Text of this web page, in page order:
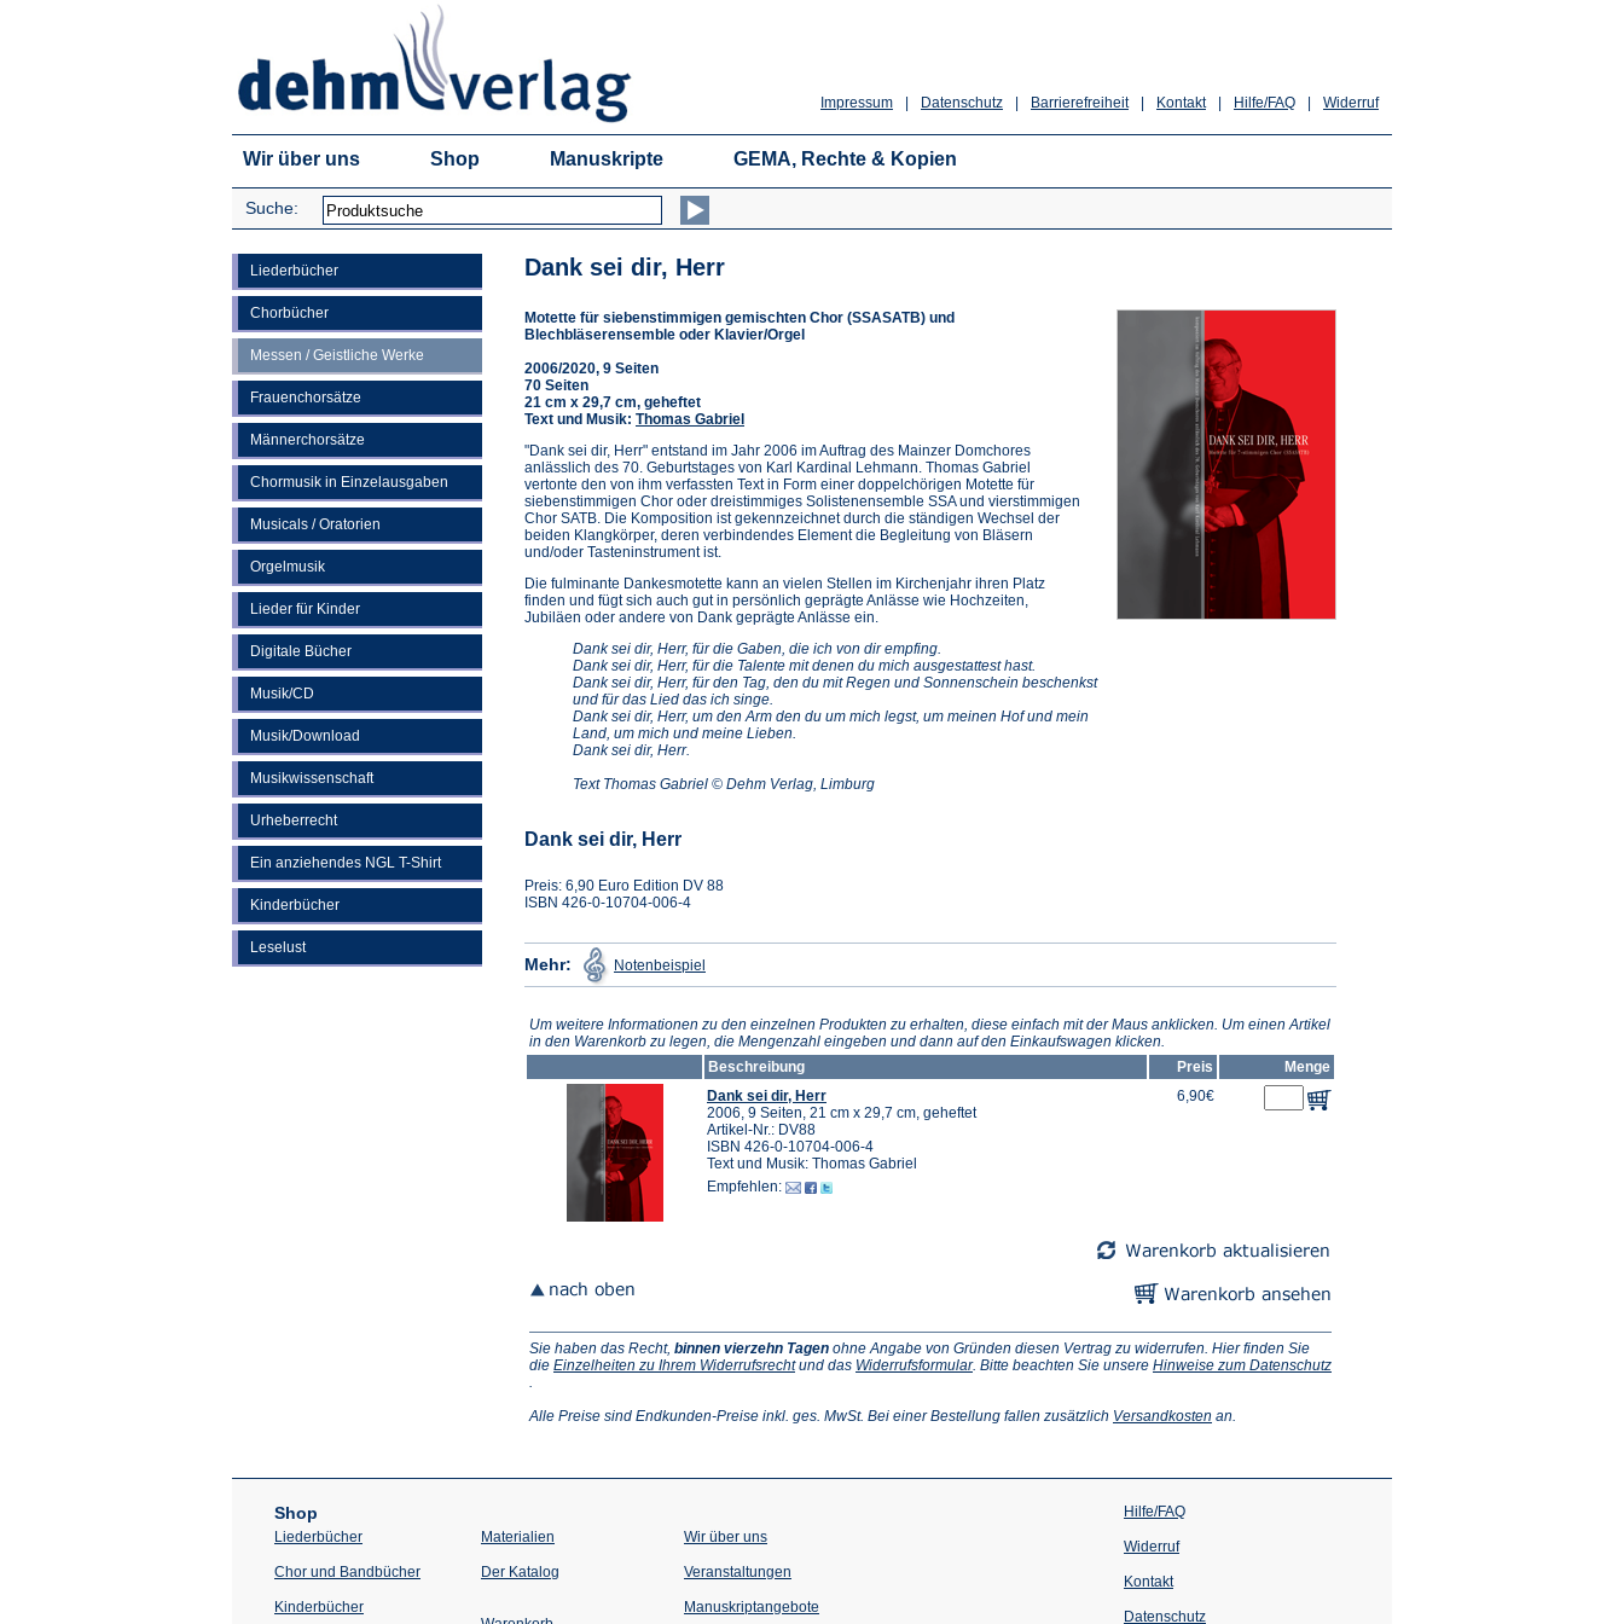
Widerruf
Hilfe/FAQ
Kontakt
Barrierefreiheit
Datenschutz
Impressum
Wir über uns Shop Manuskripte GEMA, Rechte & Kopien
Suche:
Liederbücher
Chorbücher
Messen / Geistliche Werke
Frauenchorsätze
Männerchorsätze
Chormusik in Einzelausgaben
Musicals / Oratorien
Orgelmusik
Lieder für Kinder
Digitale Bücher
Musik/CD
Musik/Download
Musikwissenschaft
Urheberrecht
Ein anziehendes NGL T-Shirt
Kinderbücher
Leselust
Dank sei dir, Herr
Motette für siebenstimmigen gemischten Chor (SSASATB) und
Blechbläserensemble oder Klavier/Orgel
2006/2020, 9 Seiten
70 Seiten
21 cm x 29,7 cm, geheftet
Text und Musik: Thomas Gabriel
"Dank sei dir, Herr" entstand im Jahr 2006 im Auftrag des Mainzer Domchores
anlässlich des 70. Geburtstages von Karl Kardinal Lehmann. Thomas Gabriel
vertonte den von ihm verfassten Text in Form einer doppelchörigen Motette für
siebenstimmigen Chor oder dreistimmiges Solistenensemble SSA und vierstimmigen
Chor SATB. Die Komposition ist gekennzeichnet durch die ständigen Wechsel der
beiden Klangkörper, deren verbindendes Element die Begleitung von Bläsern
und/oder Tasteninstrument ist.
Die fulminante Dankesmotette kann an vielen Stellen im Kirchenjahr ihren Platz
finden und fügt sich auch gut in persönlich geprägte Anlässe wie Hochzeiten,
Jubiläen oder andere von Dank geprägte Anlässe ein.
Dank sei dir, Herr, für die Gaben, die ich von dir empfing.
Dank sei dir, Herr, für die Talente mit denen du mich ausgestattest hast.
Dank sei dir, Herr, für den Tag, den du mit Regen und Sonnenschein beschenkst
und für das Lied das ich singe.
Dank sei dir, Herr, um den Arm den du um mich legst, um meinen Hof und mein
Land, um mich und meine Lieben.
Dank sei dir, Herr.
Text Thomas Gabriel © Dehm Verlag, Limburg
Dank sei dir, Herr
Preis: 6,90 Euro Edition DV 88
ISBN 426-0-10704-006-4
Mehr: Notenbeispiel in
einem
Tab)
Um weitere Informationen zu den einzelnen Produkten zu erhalten, diese einfach mit der Maus anklicken. Um einen Artikel
in den Warenkorb zu legen, die Mengenzahl eingeben und dann auf den Einkaufswagen klicken.
Beschreibung
Preis
Menge
Dank sei dir, Herr
2006, 9 Seiten, 21 cm x 29,7 cm, geheftet
Artikel-Nr.: DV88
ISBN 426-0-10704-006-4
Text und Musik: Thomas Gabriel
Empfehlen:
6,90€
Sie haben das Recht, binnen vierzehn Tagen ohne Angabe von Gründen diesen Vertrag zu widerrufen. Hier finden Sie
die Einzelheiten zu Ihrem Widerrufsrecht(Öffnet
neuen
und das Widerrufsformular(Öffnet
neuen
. Bitte beachten Sie unsere Hinweise zum Datenschutz
einem
.
Alle Preise sind Endkunden-Preise inkl. ges. MwSt. Bei einer Bestellung fallen zusätzlich Versandkosten (Öffnet
Tab)
an.
Shop
Liederbücher
Chor und Bandbücher
Kinderbücher
Materialien
Der Katalog
Wir über uns
Veranstaltungen
einem
Manuskriptangebote
Hilfe/FAQ
Widerruf
Kontakt
Datenschutz